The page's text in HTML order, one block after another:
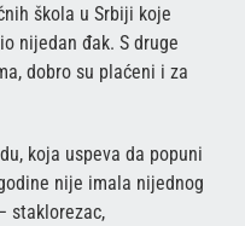
škola u Srbiji koje
nijedan đak. S druge
dobro su plaćeni i za
koja uspeva da popuni
nije imala nijednog
staklorezac,